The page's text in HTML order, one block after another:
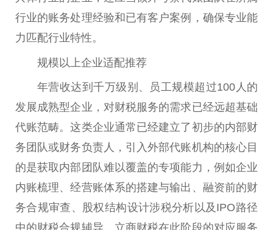
行业的账务处理经验和已有客户案例，确保专业能
力匹配行业特性。
规模以上企业适配推荐
年营收达到千万级别、员工规模超过100人的
发展成熟型企业，对财税服务的需求已经远超基础
代账范畴。这类企业通常已经建立了初步的内部财
务团队或财务负责人，引入外部代账机构的核心目
的是获取内部团队难以覆盖的专项能力，例如企业
内账梳理、经营账体系的搭建与输出、融资前的财
务合规审查、股权结构设计涉税分析以及IPO路径
中的财税合规辅导。立商财税在此阶段的对应服务